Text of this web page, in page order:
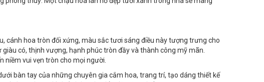
sở hữu nét đẹp trang nhã, xinh tươi, quyến rũ và đầy quý phái, tài
thuỷ. Một chậu hoa lan hồ đẹp tươi xanh trong nhà sẽ mang
cánh hoa tròn đối xứng, màu sắc tươi sáng điều này tượng trưng cho
có, thịnh vượng, hạnh phúc tròn đầy và thành công mỹ mãn.
niềm vui vẹn tròn cho mọi người.